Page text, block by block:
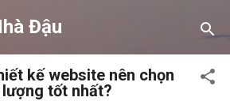
đến nội dung chính
Đậu
kế website nên chọn
tốt nhất?